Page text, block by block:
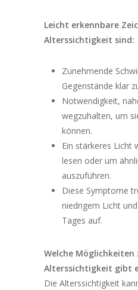
Leicht erkennbare
Alterssichtigkeit sind:
Zunehmende
Gegenstände klar
Notwendigkeit,
wegzuhalten, um
können.
Ein stärkeres Licht
lesen oder um
auszuführen.
Diese Symptome
niedrigem Licht
Tages auf.
Welche
Alterssichtigkeit gibt
Die Alterssichtigkeit